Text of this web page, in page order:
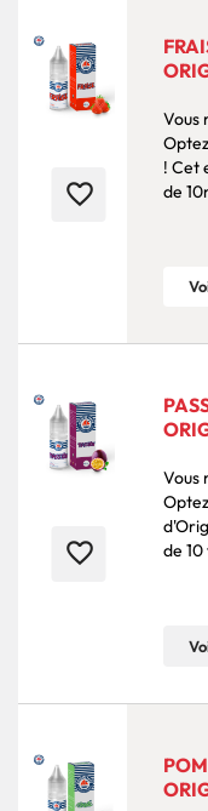
favorite_border
Vous
! Cet
de
favorite_border
Vous
Optez
d'Origin'Vape !
de